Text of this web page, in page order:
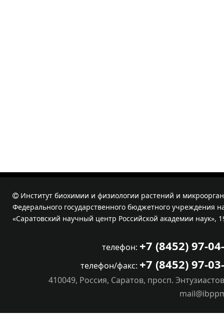
Институт биохимии и физиологии растений и
Федерального государственного бюджетного учреждения
«Саратовский научный центр Российской академии наук»,
телефон: +7 (8452) 97-
телефон/факс: +7 (8452) 97-
410049, Россия, Саратов, просп.